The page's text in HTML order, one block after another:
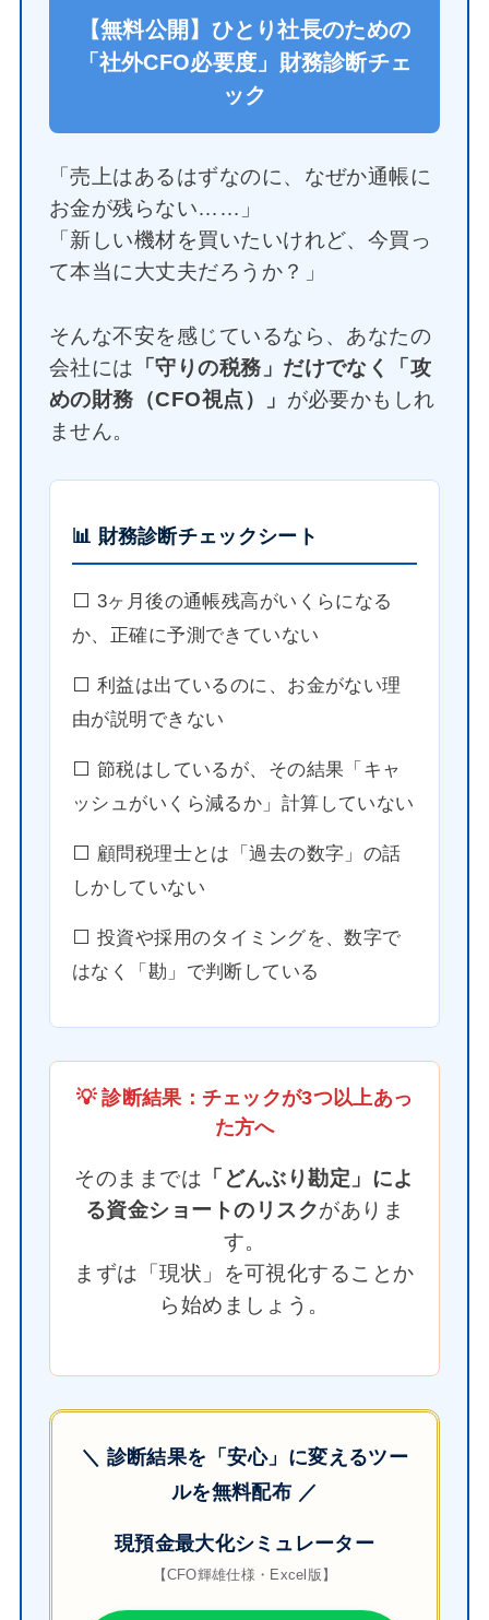
【無料公開】ひとり社長のための
「社外CFO必要度」財務診断チェ
ック
「売上はあるはずなのに、なぜか通帳に
お金が残らない……」
「新しい機材を買いたいけれど、今買っ
て本当に大丈夫だろうか？」
そんな不安を感じているなら、あなたの
会社には 「守りの税務」だけでなく「攻
めの財務（CFO視点）」 が必要かもしれ
ません。
📊 財務診断チェックシート
⬜️ 3ヶ月後の通帳残高がいくらになる
か、正確に予測できていない
⬜️ 利益は出ているのに、お金がない理
由が説明できない
⬜️ 節税はしているが、その結果「キャ
ッシュがいくら減るか」計算していない
⬜️ 顧問税理士とは「過去の数字」の話
しかしていない
⬜️ 投資や採用のタイミングを、数字で
はなく「勘」で判断している
💡 診断結果：チェックが3つ以上あっ
た方へ
そのままでは 「どんぶり勘定」によ
る資金ショートのリスクがありま
す。
まずは「現状」を可視化することか
ら始めましょう。
＼ 診断結果を「安心」に変えるツー
ルを無料配布 ／
現預金最大化シミュレーター
【CFO輝雄仕様・Excel版】